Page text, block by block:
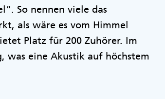
So nennen viele das
als wäre es vom Himmel
Platz für 200 Zuhörer. Im
was eine Akustik auf höchstem